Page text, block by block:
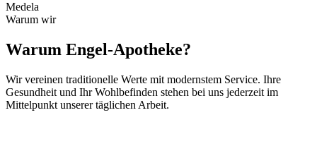
Medela
Warum wir
Warum Engel-Apotheke?
Wir vereinen traditionelle Werte mit modernstem Service. Ihre
Gesundheit und Ihr Wohlbefinden stehen bei uns jederzeit im
Mittelpunkt unserer täglichen Arbeit.